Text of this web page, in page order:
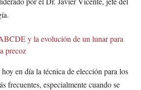
y la evolución de un lunar para
precoz
en día la técnica de elección para los
frecuentes, especialmente cuando se